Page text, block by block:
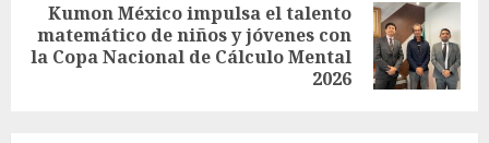
Kumon México impulsa el talento
matemático de niños y jóvenes con
la Copa Nacional de Cálculo Mental
2026